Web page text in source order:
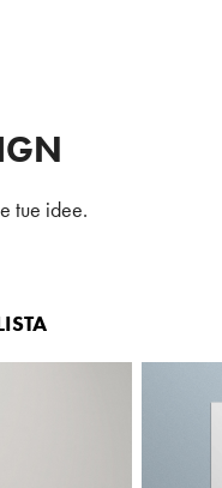
tue idee.